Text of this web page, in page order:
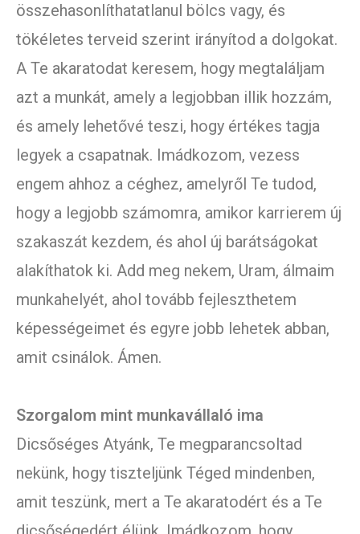
összehasonlíthatatlanul bölcs vagy, és
tökéletes terveid szerint irányítod a dolgokat.
A Te akaratodat keresem, hogy megtaláljam
azt a munkát, amely a legjobban illik hozzám,
és amely lehetővé teszi, hogy értékes tagja
legyek a csapatnak. Imádkozom, vezess
engem ahhoz a céghez, amelyről Te tudod,
hogy a legjobb számomra, amikor karrierem új
szakaszát kezdem, és ahol új barátságokat
alakíthatok ki. Add meg nekem, Uram, álmaim
munkahelyét, ahol tovább fejleszthetem
képességeimet és egyre jobb lehetek abban,
amit csinálok. Ámen.
Szorgalom mint munkavállaló ima
Dicsőséges Atyánk, Te megparancsoltad
nekünk, hogy tiszteljünk Téged mindenben,
amit teszünk, mert a Te akaratodért és a Te